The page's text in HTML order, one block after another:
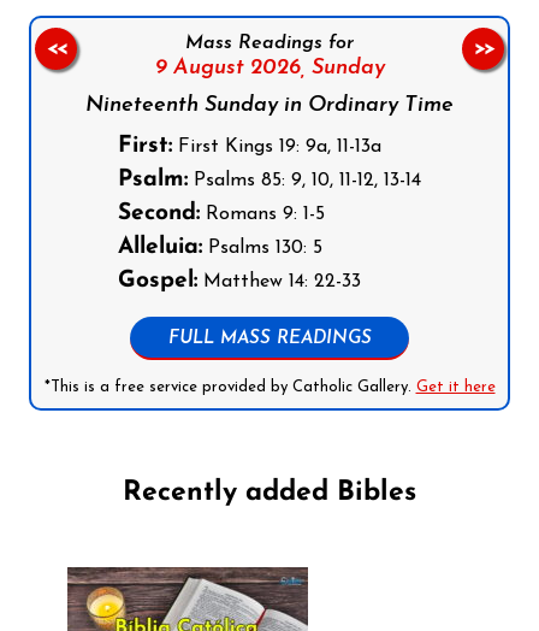
Mass Readings for
9 August 2026, Sunday
Nineteenth Sunday in Ordinary Time
First: First Kings 19: 9a, 11-13a
Psalm: Psalms 85: 9, 10, 11-12, 13-14
Second: Romans 9: 1-5
Alleluia: Psalms 130: 5
Gospel: Matthew 14: 22-33
FULL MASS READINGS
*This is a free service provided by Catholic Gallery. Get it here
<< >>
Recently added Bibles